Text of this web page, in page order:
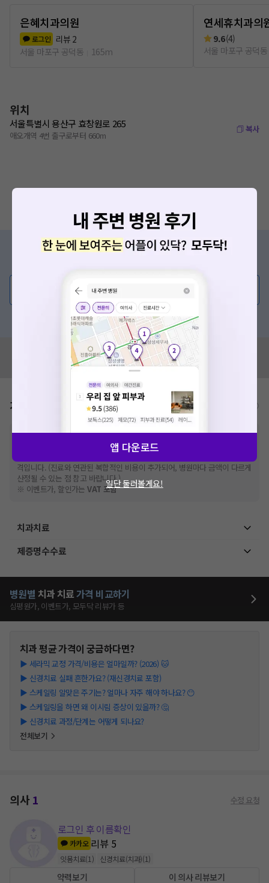
은혜치과의원
로그인 리뷰 2
서울 마포구 공덕동
165m
연세휴치과의
9.6(4)
서울 마포구 공덕동
위치
서울특별시 용산구 효창원로 265
애오개역 4번 출구로부터 660m
복사
증상/치료, 궁금한 점이 있나요?
💬 무엇이든 물어보세요
혹은, 의료상담 서비스에 다양한 게시글 보러가기
혹시 잘못된 병원정보가 있나요?
모두닥 팀에 알려주세요!
가격표 비급여/급여 진료란?
※비급여 항목의 경우,추가비용 등으로 실제 가격과 상이할 수 있으니, 정확
한 가격은 해당 의료기관에 직접 문의해주세요.
건강보험심사평가원
격입니다. (진료와 연관된 복합적인 비용이 추가되어, 병원마다 금액이 다르게
산정될 수 있는 점 참고 바랍니다.)
※ 이벤트가, 할인가는VAT 포함
치과치료
제증명수수료
병원별 치과 치료가격 비교하기
심평원가, 이벤트가, 모두닥 리뷰가 등
치과평균 가격이 궁금하다면?
▶ 세라믹 교정 가격/비용은 얼마일까? (2026) 🐱
▶ 신경치료 실패 흔한가요? (재신경치료 포함)
▶ 스케일링 알맞은 주기는? 얼마나 자주 해야 하나요? 😶
▶ 스케일링을 하면 왜 이시림 증상이 있을까? 🤔
▶ 신경치료 과정/단계는 어떻게 되나요?
전체보기
의사1 수정 요청
로그인 후 이름확인
카카오 리뷰 5
잇몸치료(1 ) 신경치료(치과)(1)
약력보기 이 의사 리뷰보기
앱 다운로드
일단 둘러볼게요!